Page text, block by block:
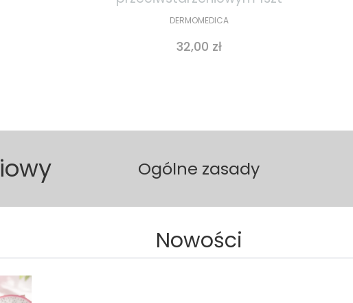
DERMOMEDICA
Cena
32,00 zł
Ogólne zasady
Nowości